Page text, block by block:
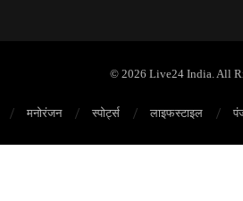
© 2026 Live24 India. All
मनोरंजन स्पोर्ट्स लाइफस्टाइल